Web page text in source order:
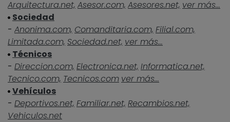
Arquitectura.net, Asesor.com, Asesores.net, ver más...
Sociedad
- Anonima.com, Comanditaria.com, Filial.com,
Limitada.com, Sociedad.net, ver más...
Técnicos
- Direccion.com, Electronica.net, Informatica.net,
Tecnico.com, Tecnicos.com ver más...
Vehículos
- Deportivos.net, Familiar.net, Recambios.net,
Vehiculos.net